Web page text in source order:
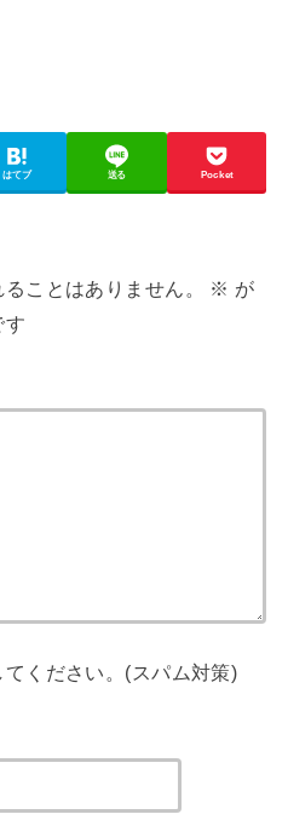
はてブ 送る Pocket
ことはありません。 ※ が
す
ください。(スパム対策)